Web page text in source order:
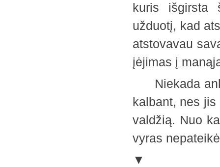
kuris išgirsta
užduotį, kad
atstovavau
įėjimas į
Niekada
kalbant, nes
valdžią. Nuo
vyras
▼